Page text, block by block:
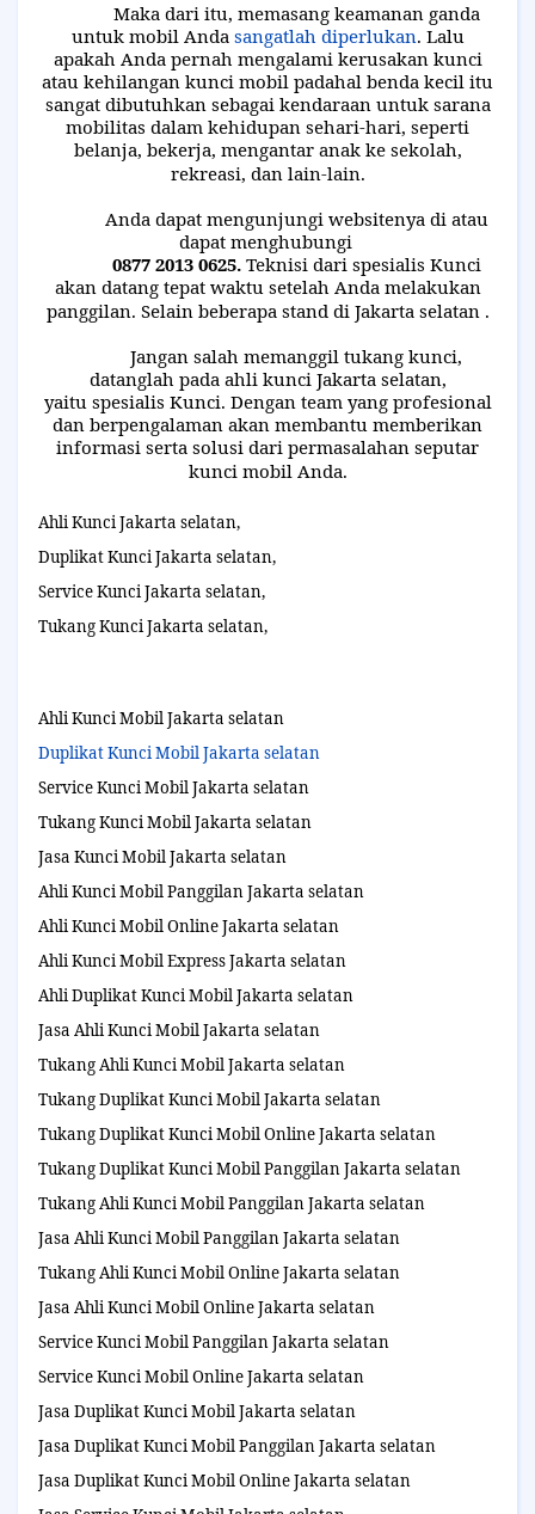
Maka dari itu, memasang keamanan ganda
untuk mobil Anda sangatlah diperlukan. Lalu
apakah Anda pernah mengalami kerusakan kunci
atau kehilangan kunci mobil padahal benda kecil itu
sangat dibutuhkan sebagai kendaraan untuk sarana
mobilitas dalam kehidupan sehari-hari, seperti
belanja, bekerja, mengantar anak ke sekolah,
rekreasi, dan lain-lain.
Anda dapat mengunjungi websitenya di atau
dapat menghubungi
0877 2013 0625. Teknisi dari spesialis Kunci
akan datang tepat waktu setelah Anda melakukan
panggilan. Selain beberapa stand di Jakarta selatan .
Jangan salah memanggil tukang kunci,
datanglah pada ahli kunci Jakarta selatan,
yaitu spesialis Kunci. Dengan team yang profesional
dan berpengalaman akan membantu memberikan
informasi serta solusi dari permasalahan seputar
kunci mobil Anda.
Ahli Kunci Jakarta selatan,
Duplikat Kunci Jakarta selatan,
Service Kunci Jakarta selatan,
Tukang Kunci Jakarta selatan,
Ahli Kunci Mobil Jakarta selatan
Duplikat Kunci Mobil Jakarta selatan
Service Kunci Mobil Jakarta selatan
Tukang Kunci Mobil Jakarta selatan
Jasa Kunci Mobil Jakarta selatan
Ahli Kunci Mobil Panggilan Jakarta selatan
Ahli Kunci Mobil Online Jakarta selatan
Ahli Kunci Mobil Express Jakarta selatan
Ahli Duplikat Kunci Mobil Jakarta selatan
Jasa Ahli Kunci Mobil Jakarta selatan
Tukang Ahli Kunci Mobil Jakarta selatan
Tukang Duplikat Kunci Mobil Jakarta selatan
Tukang Duplikat Kunci Mobil Online Jakarta selatan
Tukang Duplikat Kunci Mobil Panggilan Jakarta selatan
Tukang Ahli Kunci Mobil Panggilan Jakarta selatan
Jasa Ahli Kunci Mobil Panggilan Jakarta selatan
Tukang Ahli Kunci Mobil Online Jakarta selatan
Jasa Ahli Kunci Mobil Online Jakarta selatan
Service Kunci Mobil Panggilan Jakarta selatan
Service Kunci Mobil Online Jakarta selatan
Jasa Duplikat Kunci Mobil Jakarta selatan
Jasa Duplikat Kunci Mobil Panggilan Jakarta selatan
Jasa Duplikat Kunci Mobil Online Jakarta selatan